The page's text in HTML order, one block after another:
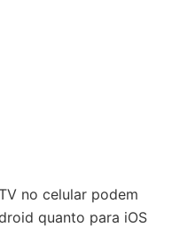
no celular podem
quanto para iOS